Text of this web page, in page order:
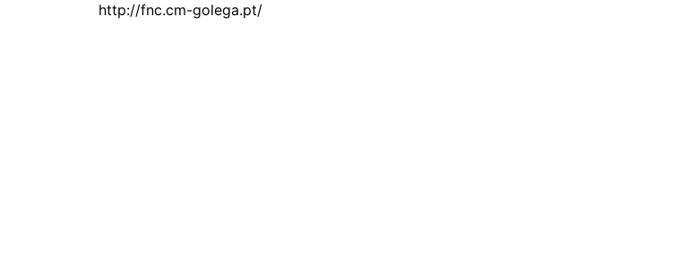
http://fnc.cm-golega.pt/